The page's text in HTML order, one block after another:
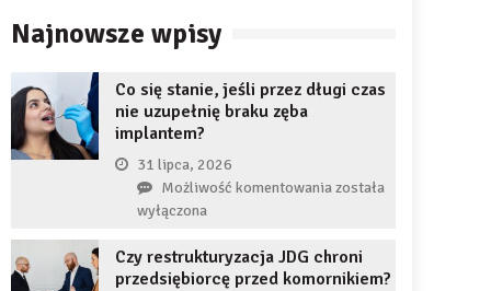
Najnowsze wpisy
Co się stanie, jeśli przez długi czas
nie uzupełnię braku zęba
implantem?
31 lipca, 2026
Możliwość komentowaniaCo
jeśli
przez
została
wyłączona
Czy restrukturyzacja JDG chroni
przedsiębiorcę przed komornikiem?